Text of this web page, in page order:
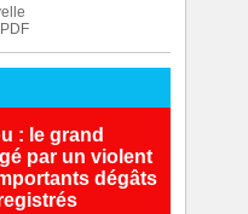
: le grand
par un violent
dégâts